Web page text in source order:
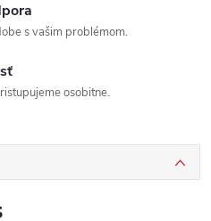
s vašim problémom.
osobitne.